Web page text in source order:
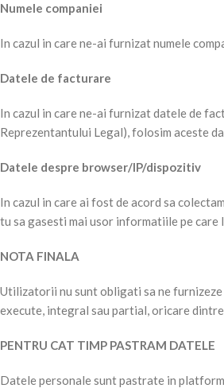
Numele companiei
In cazul in care ne-ai furnizat numele
Datele de facturare
In cazul in care ne-ai furnizat datele de
Reprezentantului Legal), folosim aceste
Datele despre browser/IP/dispozitiv
In cazul in care ai fost de acord sa
tu sa gasesti mai usor informatiile pe care
NOTA FINALA
Utilizatorii nu sunt obligati sa ne furnizeze
execute, integral sau partial, oricare
PENTRU CAT TIMP PASTRAM DATELE
Datele personale sunt pastrate in